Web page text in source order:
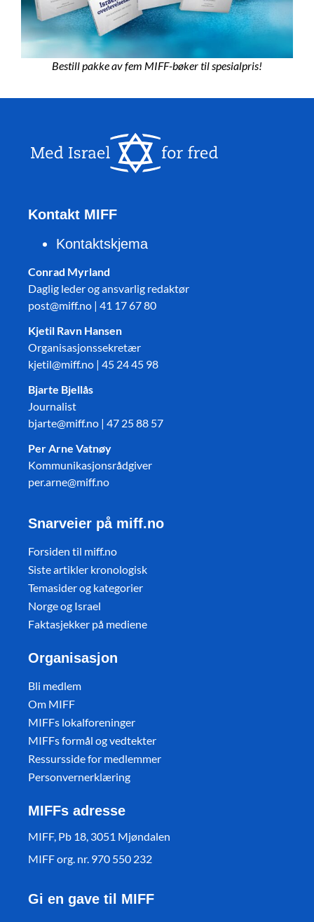
Bestill pakke av fem MIFF-bøker til spesialpris!
Kontakt MIFF
Kontaktskjema
Conrad Myrland
Daglig leder og ansvarlig redaktør
post@miff.no | 41 17 67 80
Kjetil Ravn Hansen
Organisasjonssekretær
kjetil@miff.no | 45 24 45 98
Bjarte Bjellås
Journalist
bjarte@miff.no | 47 25 88 57
Per Arne Vatnøy
Kommunikasjonsrådgiver
per.arne@miff.no
Snarveier på miff.no
Forsiden til miff.no
Siste artikler kronologisk
Temasider og kategorier
Norge og Israel
Faktasjekker på mediene
Organisasjon
Bli medlem
Om MIFF
MIFFs lokalforeninger
MIFFs formål og vedtekter
Ressursside for medlemmer
Personvernerklæring
MIFFs adresse
MIFF, Pb 18, 3051 Mjøndalen
MIFF org. nr. 970 550 232
Gi en gave til MIFF